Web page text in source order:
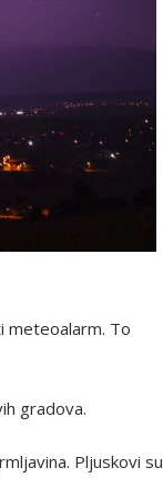
meteoalarm. To
gradova.
Pljuskovi su